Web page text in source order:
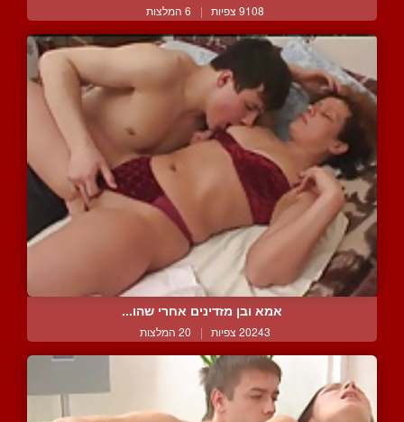
9108 צפיות | 6 המלצות
אמא ובן מזדינים אחרי שהו...
20243 צפיות | 20 המלצות